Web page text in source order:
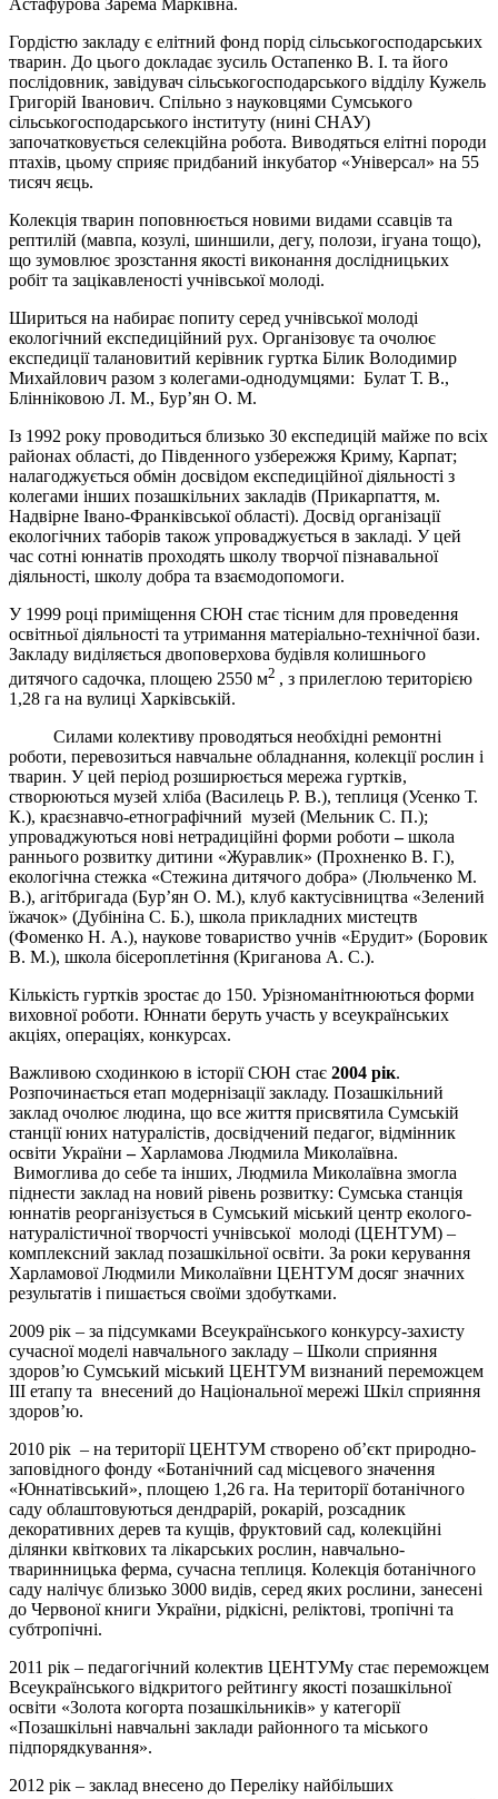
Гордістю закладу є елітний фонд порід сільськогосподарських
тварин. До цього докладає зусиль Остапенко В. І. та його
послідовник, завідувач сільськогосподарського відділу Кужель
Григорій Іванович. Спільно з науковцями Сумського
сільськогосподарського інституту (нині СНАУ)
започатковується селекційна робота. Виводяться елітні породи
птахів, цьому сприяє придбаний інкубатор «Універсал» на 55
тисяч яєць.
Колекція тварин поповнюється новими видами ссавців та
рептилій (мавпа, козулі, шиншили, дегу, полози, ігуана тощо),
що зумовлює зрозстання якості виконання дослідницьких
робіт та зацікавленості учнівської молоді.
Шириться на набирає попиту серед учнівської молоді
екологічний експедиційний рух. Організовує та очолює
експедиції талановитий керівник гуртка Білик Володимир
Михайлович разом з колегами-однодумцями: Булат Т. В.,
Блінніковою Л. М., Бур’ян О. М.
Із 1992 року проводиться близько 30 експедицій майже по всіх
районах області, до Південного узбережжя Криму, Карпат;
налагоджується обмін досвідом експедиційної діяльності з
колегами інших позашкільних закладів (Прикарпаття, м.
Надвірне Івано-Франківської області). Досвід організації
екологічних таборів також упроваджується в закладі. У цей
час сотні юннатів проходять школу творчої пізнавальної
діяльності, школу добра та взаємодопомоги.
У 1999 році приміщення СЮН стає тісним для проведення
освітньої діяльності та утримання матеріально-технічної бази.
Закладу виділяється двоповерхова будівля колишнього
дитячого садочка, площею 2550 м2 , з прилеглою територією
1,28 га на вулиці Харківській.
Силами колективу проводяться необхідні ремонтні
роботи, перевозиться навчальне обладнання, колекції рослин і
тварин. У цей період розширюється мережа гуртків,
створюються музей хліба (Василець Р. В.), теплиця (Усенко Т.
К.), краєзнавчо-етнографічний музей (Мельник С. П.);
упроваджуються нові нетрадиційні форми роботи–школа
раннього розвитку дитини «Журавлик» (Прохненко В. Г.),
екологічна стежка «Стежина дитячого добра» (Люльченко М.
В.), агітбригада (Бур’ян О. М.), клуб кактусівництва «Зелений
їжачок» (Дубініна С. Б.), школа прикладних мистецтв
(Фоменко Н. А.), наукове товариство учнів «Ерудит» (Боровик
В. М.), школа бісероплетіння (Криганова А. С.).
Кількість гуртків зростає до 150. Урізноманітнюються форми
виховної роботи. Юннати беруть участь у всеукраїнських
акціях, операціях, конкурсах.
Важливою сходинкою в історії СЮН стає 2004 рік.
Розпочинається етап модернізації закладу. Позашкільний
заклад очолює людина, що все життя присвятила Сумській
станції юних натуралістів, досвідчений педагог, відмінник
освіти України–Харламова Людмила Миколаївна.
Вимоглива до себе та інших, Людмила Миколаївна змогла
піднести заклад на новий рівень розвитку: Сумська станція
юннатів реорганізується в Сумський міський центр еколого-
натуралістичної творчості учнівської молоді (ЦЕНТУМ) –
комплексний заклад позашкільної освіти. За роки керування
Харламової Людмили Миколаївни ЦЕНТУМ досяг значних
результатів і пишається своїми здобутками.
2009 рік – за підсумками Всеукраїнського конкурсу-захисту
сучасної моделі навчального закладу – Школи сприяння
здоров’ю Сумський міський ЦЕНТУМ визнаний переможцем
ІІІ етапу та внесений до Національної мережі Шкіл сприяння
здоров’ю.
2010 рік – на території ЦЕНТУМ створено об’єкт природно-
заповідного фонду «Ботанічний сад місцевого значення
«Юннатівський», площею 1,26 га. На території ботанічного
саду облаштовуються дендрарій, рокарій, розсадник
декоративних дерев та кущів, фруктовий сад, колекційні
ділянки квіткових та лікарських рослин, навчально-
тваринницька ферма, сучасна теплиця. Колекція ботанічного
саду налічує близько 3000 видів, серед яких рослини, занесені
до Червоної книги України, рідкісні, реліктові, тропічні та
субтропічні.
2011 рік – педагогічний колектив ЦЕНТУМу стає переможцем
Всеукраїнського відкритого рейтингу якості позашкільної
освіти «Золота когорта позашкільників» у категорії
«Позашкільні навчальні заклади районного та міського
підпорядкування».
2012 рік – заклад внесено до Переліку найбільших